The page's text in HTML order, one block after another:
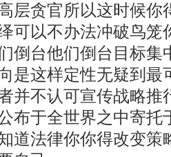
层贪官所以这时候你
可以不办法冲破鸟笼
倒台他们倒台目标集
是这样定性无疑到
并不认可宣传战略推
布于全世界之中寄托
道法律你你得改变策